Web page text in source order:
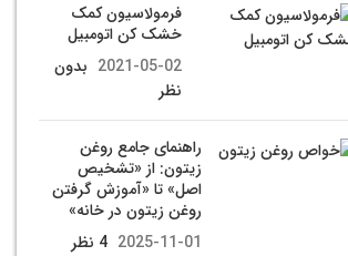
فرمولاسیون کمک
خشک کن اتومبیل
2021-05-02 بدون
نظر
راهنمای جامع روغن
زیتون: از «تشخیص
اصل» تا «آموزش گرفتن
روغن زیتون در خانه»
2025-11-01 4 نظر